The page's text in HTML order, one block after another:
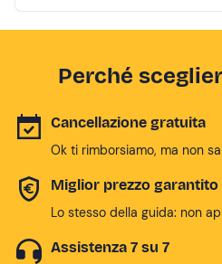
Perché
Cancellazione gratuita
Ok ti rimborsiamo, ma non
Miglior prezzo garantito
Lo stesso della guida: non
Assistenza 7 su 7